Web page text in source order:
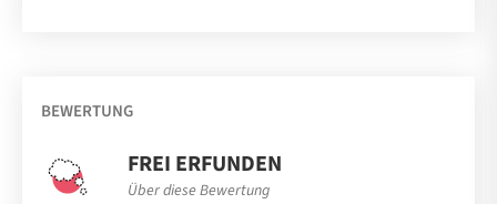
BEWERTUNG
FREI ERFUNDEN
Über diese Bewertung